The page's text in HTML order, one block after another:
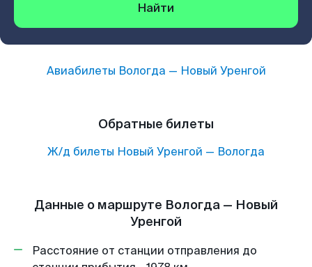
Найти
Авиабилеты Вологда — Новый Уренгой
Обратные билеты
Ж/д билеты Новый Уренгой — Вологда
Данные о маршруте Вологда — Новый
Уренгой
Расстояние от станции отправления до